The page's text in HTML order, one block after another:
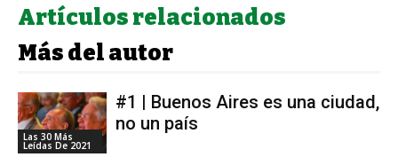
Artículos relacionados
Más del autor
Las 30 Más
Leídas De 2021
#1 | Buenos Aires es una ciudad,
no un país